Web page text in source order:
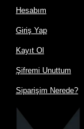
Hesabım
Giriş Yap
Kayıt Ol
Şifremi Unuttum
Siparişim Nerede?